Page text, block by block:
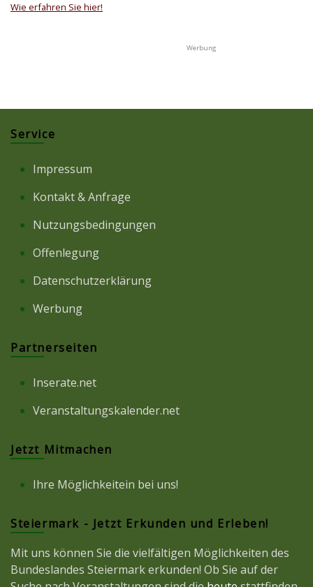
Wie erfahren Sie hier!
Service
Impressum
Kontakt & Anfrage
Nutzungsbedingungen
Offenlegung
Datenschutzerklärung
Werbung
Partnerseiten
Inserate.net
Veranstaltungskalender.net
Jetzt Mitmachen
Ihre Möglichkeitein bei uns!
Steiermark - Jetzt Erkunden und Erleben!
Mit uns können Sie die vielfältigen Möglichkeiten des
Bundeslandes Steiermark erkunden! Ob Sie auf der